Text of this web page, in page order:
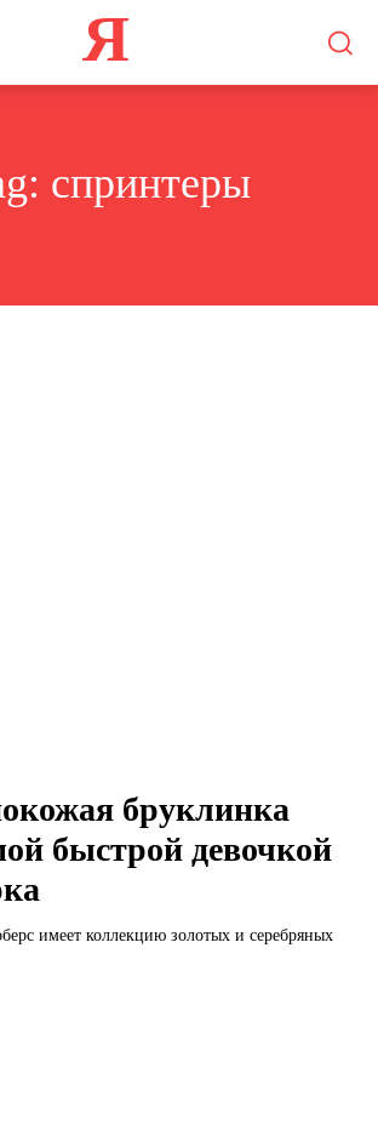
Я
спринтеры
бруклинка
быстрой девочкой
имеет коллекцию золотых и серебряных